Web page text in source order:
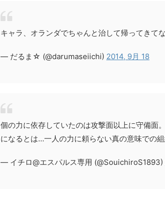
キャラ、オランダでちゃんと治して帰ってきてな
— だるま☆ (@darumaseiichi) 2014, 9月 18
個の力に依存していたのは攻撃面以上に守備面
になるとは…一人の力に頼らない真の意味での
— イチロ@エスパルス専用 (@SouichiroS1893)